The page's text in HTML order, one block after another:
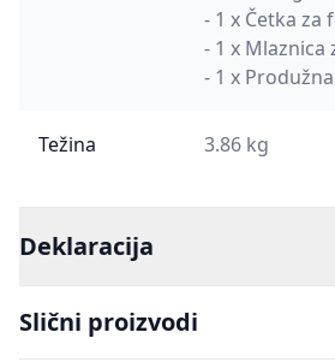
- 1 x Četka za
- 1 x Mlaznica
- 1 x
Težina 3.86 kg
Deklaracija
Slični proizvodi